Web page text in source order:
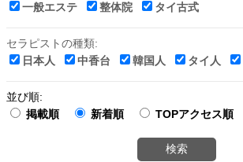
一般エステ
整体院 タイ古式
セラピストの種類:
日本人
中香台 韓国人 タイ人
並び順:
掲載順
新着順 TOPアクセス順
検索